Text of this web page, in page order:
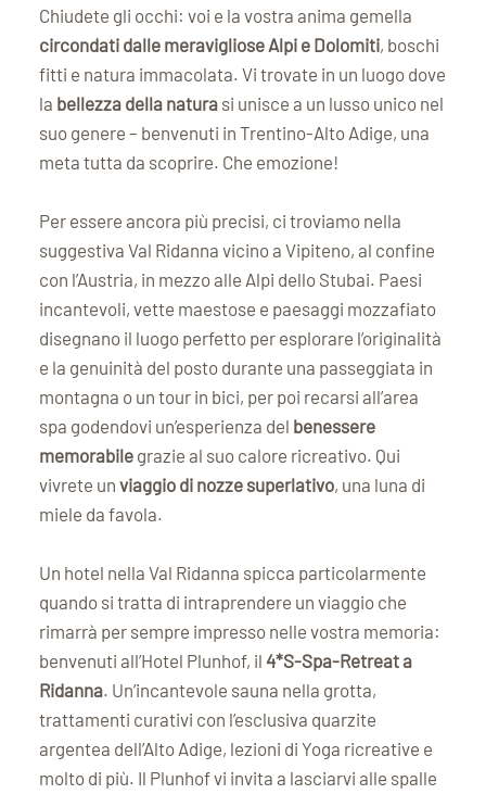
Chiudete gli occhi: voi e la vostra anima gemella
circondati dalle meravigliose Alpi e Dolomiti, boschi
fitti e natura immacolata. Vi trovate in un luogo dove
la bellezza della natura si unisce a un lusso unico nel
suo genere – benvenuti in Trentino-Alto Adige, una
meta tutta da scoprire. Che emozione!
Per essere ancora più precisi, ci troviamo nella
suggestiva Val Ridanna vicino a Vipiteno, al confine
con l’Austria, in mezzo alle Alpi dello Stubai. Paesi
incantevoli, vette maestose e paesaggi mozzafiato
disegnano il luogo perfetto per esplorare l’originalità
e la genuinità del posto durante una passeggiata in
montagna o un tour in bici, per poi recarsi all’area
spa godendovi un’esperienza del benessere
memorabile grazie al suo calore ricreativo. Qui
vivrete un viaggio di nozze superlativo, una luna di
miele da favola.
Un hotel nella Val Ridanna spicca particolarmente
quando si tratta di intraprendere un viaggio che
rimarrà per sempre impresso nelle vostra memoria:
benvenuti all’Hotel Plunhof, il 4*S-Spa-Retreat a
Ridanna. Un’incantevole sauna nella grotta,
trattamenti curativi con l’esclusiva quarzite
argentea dell’Alto Adige, lezioni di Yoga ricreative e
molto di più. Il Plunhof vi invita a lasciarvi alle spalle
La luna di miele in Trentino-Alto Adige: iniziate a
pianificare
Cosa contraddistingue l'Hotel Plunhof come
hotel per la luna di miele?
Offerte per il viaggio di nozze e pacchetti
Honeymoon